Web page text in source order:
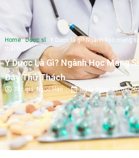
Home-Dược sĩ- Y Dược là gì? Ngành học mang
thách
Y Dược Là Gì? Ngành Học Mang
Đầy Thử Thách
Tác giả:Ngoc Han Ngày đăng: 15/01/